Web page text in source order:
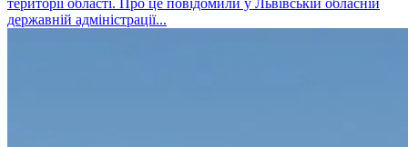
державній адміністрації...